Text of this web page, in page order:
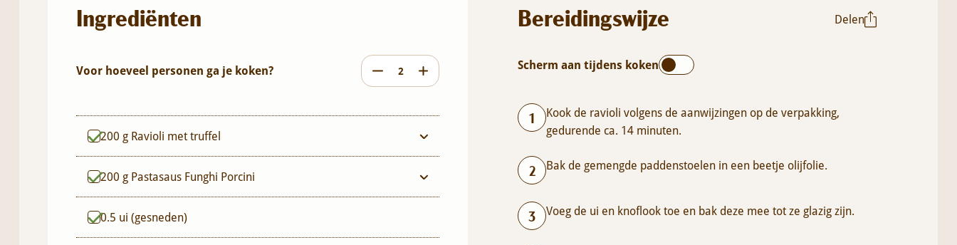
Ingrediënten
Voor hoeveel personen ga je koken?
200 g Ravioli met truffel
200 g Pastasaus Funghi Porcini
0.5 ui (gesneden)
Bereidingswijze Delen
Scherm aan tijdens koken
Kook de ravioli volgens de aanwijzingen op de verpakking,
gedurende ca. 14 minuten.
Bak de gemengde paddenstoelen in een beetje olijfolie.
Voeg de ui en knoflook toe en bak deze mee tot ze glazig zijn.